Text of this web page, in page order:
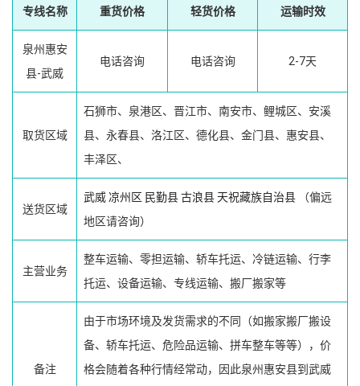
专线名称 重货价格 轻货价格 运输时效
泉州惠安
县-武威
电话咨询 电话咨询 2-7天
取货区域
石狮市、泉港区、晋江市、南安市、鲤城区、安溪
县、永春县、洛江区、德化县、金门县、惠安县、
丰泽区、
送货区域
武威凉州区 民勤县古浪县 天祝藏族自治县 （偏远
地区请咨询）
主营业务
整车运输、零担运输、轿车托运、冷链运输、行李
托运、设备运输、专线运输、搬厂搬家等
备注
由于市场环境及发货需求的不同（如搬家搬厂搬设
备、轿车托运、危险品运输、拼车整车等等），价
格会随着各种行情经常动，因此泉州惠安县到武威